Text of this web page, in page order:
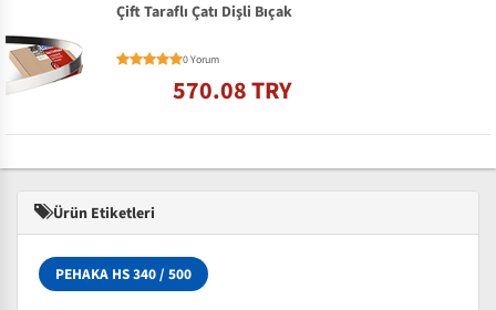
Çift Taraflı Çatı Dişli Bıçak
0 Yorum
570.08 TRY
Ürün Etiketleri
PEHAKA HS 340 / 500